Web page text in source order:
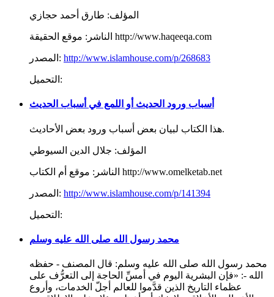
المؤلف: طارق أحمد حجازي
الناشر: موقع الحقيقة http://www.haqeeqa.com
المصدر: http://www.islamhouse.com/p/268683
التحميل:
أسباب ورود الحديث أو اللمع في أسباب الحديث
هذا الكتاب لبيان بعض أسباب ورود بعض الأحاديث.
المؤلف: جلال الدين السيوطي
الناشر: موقع أم الكتاب http://www.omelketab.net
المصدر: http://www.islamhouse.com/p/141394
التحميل:
محمد رسول الله صلى الله عليه وسلم
محمد رسول الله صلى الله عليه وسلم: قال المصنف - حفظه
الله -: «فإن البشرية اليوم في أمسِّ الحاجة إلى التعرُّف على
عظماء التاريخ الذين قدَّموا للعالم أجلّ الخدمات، وأروع